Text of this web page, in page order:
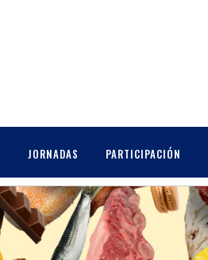
JORNADAS PARTICIPACIÓN